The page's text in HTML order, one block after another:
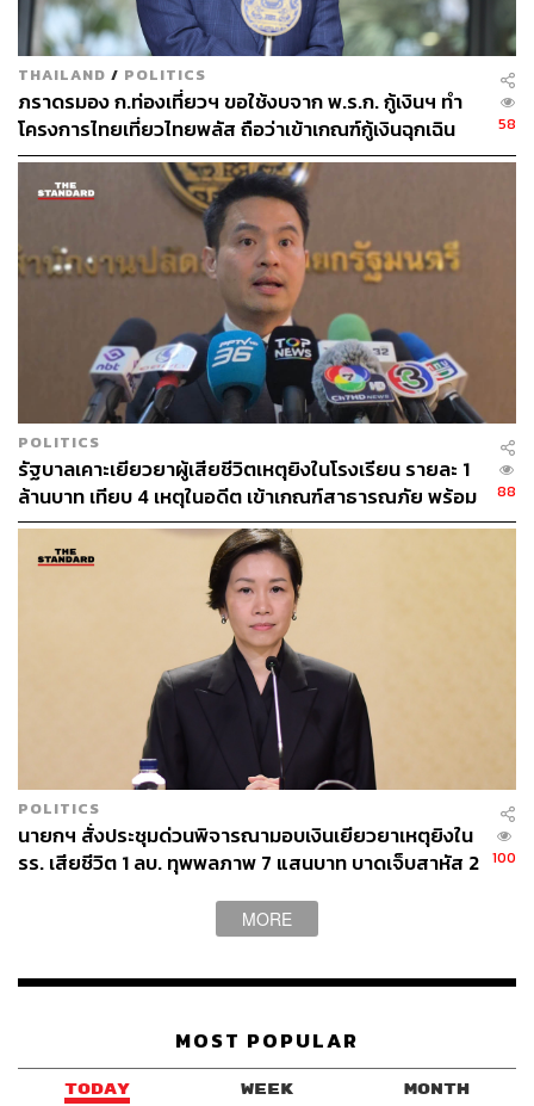
THAILAND / POLITICS
ภราดรมอง ก.ท่องเที่ยวฯ ขอใช้งบจาก พ.ร.ก. กู้เงินฯ ทำ
โครงการไทยเที่ยวไทยพลัส ถือว่าเข้าเกณฑ์กู้เงินฉุกเฉิน
58
POLITICS
รัฐบาลเคาะเยียวยาผู้เสียชีวิตเหตุยิงในโรงเรียน รายละ 1
ล้านบาท เทียบ 4 เหตุในอดีต เข้าเกณฑ์สาธารณภัย พร้อม
เร่งจ่ายโดยเร็ว
88
POLITICS
นายกฯ สั่งประชุมด่วนพิจารณามอบเงินเยียวยาเหตุยิงใน
รร. เสียชีวิต 1 ลบ. ทุพพลภาพ 7 แสนบาท บาดเจ็บสาหัส 2
100
MORE
MOST POPULAR
TODAY WEEK MONTH